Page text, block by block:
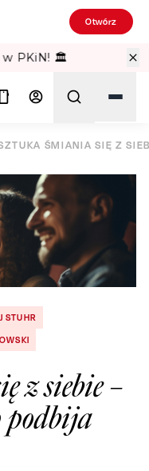
Otwórz
Kraków!
ŚMIANIA SIĘ Z
STUHR
z siebie –
podbija